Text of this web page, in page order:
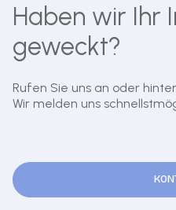
Haben wir Ihr
geweckt?
Rufen Sie uns an oder
Wir melden uns